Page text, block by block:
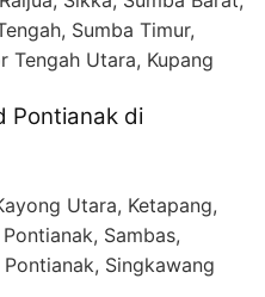
Sumba Timur,
Tengah Utara, Kupang
Pontianak di
Utara, Ketapang,
Sambas,
Singkawang